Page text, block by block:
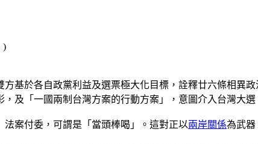
基於各自政黨利益及選票極大化目標，詮釋廿六條相異政
及「一國兩制台灣方案的行動方案」，意圖介入台灣大
案付委，可謂是「當頭棒喝」。這對正以兩岸關係為武器